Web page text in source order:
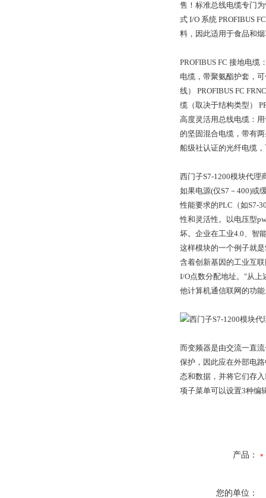
售！标准总线电缆专门
式 I/O 系统 PROFIBUS
料，因此适用于食品和
PROFIBUS FC 接地电缆
电缆，带聚氨酯护套，
线） PROFIBUS FC
缆（取决于结构类型）
高度灵活用总线电缆：
的坚固混合电缆，带有
船级社认证的光纤电缆
西门子S7-1200模块代理
如果电源(仅S7－400)或
性能要求的PLC（如S7-
性和灵活性。以电压型
坏。企业在工业4.0、智
这样模块的一个例子就
含着创新基因的工业互
I/O点数分配地址。"从上
他计算机通信联网的功
而变频器是由交流一直
保护，因此应在外部电
态和数据，并将它们存
项子菜单可以设置3种编
产品：
您的单位：